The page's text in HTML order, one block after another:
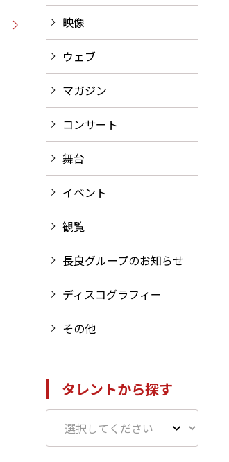
映像
ウェブ
マガジン
コンサート
舞台
イベント
観覧
長良グループのお知らせ
ディスコグラフィー
その他
タレントから探す